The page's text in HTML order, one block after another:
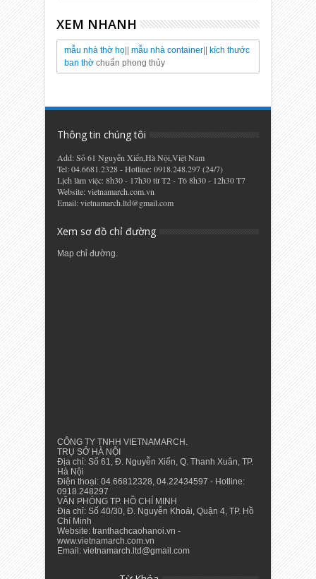
XEM NHANH
mẫu nhà thờ họ||mẫu nhà container||kích thước
ban thờ chuẩn phong thủy
Thông tin chúng tôi
Add: Số 61 Nguyễn Xiển,Hà Nội,Việt Nam
Tel: 04.6681.2328 - Hotline: 0918.248.297 (24/7)
Lịch làm việc: 8h30 - 17h30 từ T2 - T6 8h30 - 12h30 T7
Website: vietnamarch.com.vn
Email: vietnamarch.ltd@gmail.com
Xem sơ đồ chỉ đường
Map chỉ đường.
CÔNG TY TNHH VIETNAMARCH.
TRỤ SỞ HÀ NỘI
Địa chỉ: Số 61, Đ. Nguyễn Xiển, Q. Thanh Xuân, TP.
Hà Nội
Điện thoại: 04.66812328, 04.22434597 - Hotline:
0918.248297
VĂN PHÒNG TP. HỒ CHÍ MINH
Địa chỉ: Số 40/30, Đ. Nguyễn Khoái, Quận 4, TP. Hồ
Chí Minh
Website: tranthachcaohanoi.vn -
www.vietnamarch.com.vn
Email: vietnamarch.ltd@gmail.com